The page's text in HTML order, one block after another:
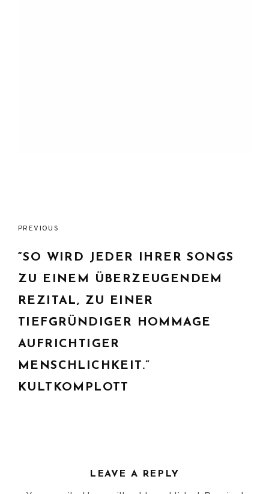
Post
navigation
PREVIOUS
“SO WIRD JEDER IHRER SONGS
ZU EINEM ÜBERZEUGENDEM
REZITAL, ZU EINER
TIEFGRÜNDIGER HOMMAGE
AUFRICHTIGER
MENSCHLICHKEIT.”
KULTKOMPLOTT
LEAVE A REPLY